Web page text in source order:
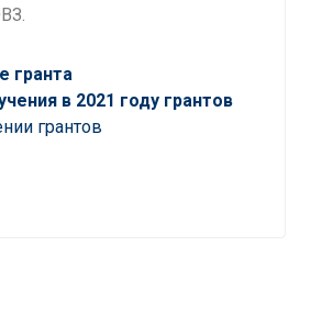
гранта
в 2021 году грантов
грантов